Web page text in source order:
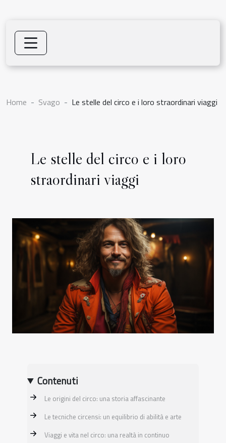
Home Svago Le stelle del circo e i loro straordinari viaggi
Le stelle del circo e i loro
straordinari viaggi
Contenuti
Le origini del circo: una storia affascinante
Le tecniche circensi: un equilibrio di abilità e arte
Viaggi e vita nel circo: una realtà in continuo